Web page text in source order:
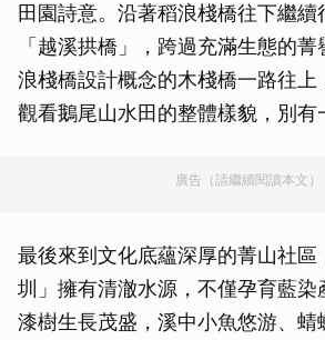
田園詩意。沿著稻浪棧橋往下繼
「越溪拱橋」，跨過充滿生態的
浪棧橋設計概念的木棧橋一路往上
觀看鵝尾山水田的整體樣貌，別有
廣告（請繼續閱讀本文）
最後來到文化底蘊深厚的菁山社
圳」擁有清澈水源，不僅孕育藍染
漆樹生長茂盛，溪中小魚悠游、蜻